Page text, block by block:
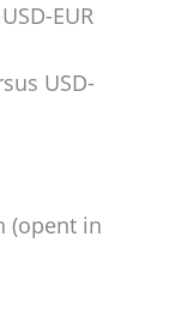
EUR
USD-
(opent in